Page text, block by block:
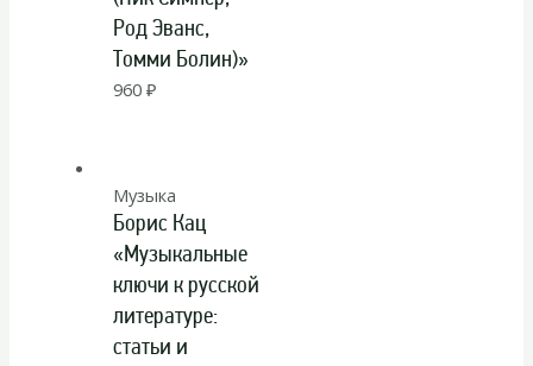
Род Эванс,
Томми Болин)»
960₽
Музыка
Борис Кац
«Музыкальные
ключи к русской
литературе:
статьи и